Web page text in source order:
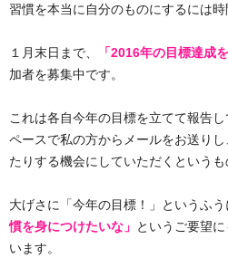
習慣を本当に自分のものにするには時
１月末日まで、 「2016年の目標達成
加者を募集中です。
これは各自今年の目標を立てて報告
ペースで私の方からメールをお送り
たりする機会にしていただくというも
大げさに「今年の目標！」というふう
慣を身につけたいな」 というご要望
います。